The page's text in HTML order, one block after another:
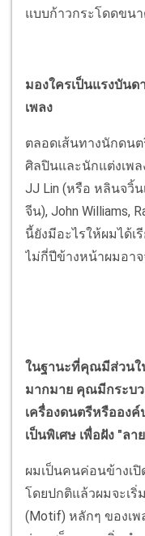
แบบก้าวกระโดดขน
มองใครเป็นแรงบันด
เพลง
ตลอดเส้นทางนักดน
ศิลปินและนักแต่งเพ
JJ Lin (หรือ หลินจวิ้น
จีน), John Williams,
นี้ยังมีอะไรให้ผมได้เ
ไม่กี่ปีข้างหน้าผมอาจ
ในฐานะที่คุณมีส่วนใ
มากมาย คุณมีกระบว
เครื่องดนตรีหรืออง
เป็นพิเศษ เพื่อฝัง "ล
ผมเป็นคนค่อนข้างเปิ
โดยปกติแล้วผมจะเริ่
(Motif) หลักๆ ของเ